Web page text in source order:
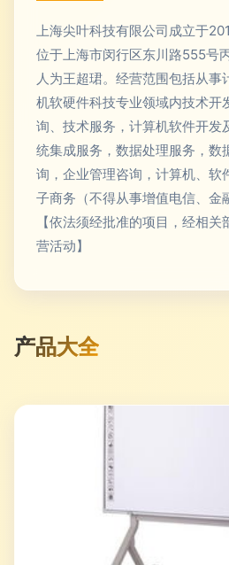
上海尖叶科技有限公司成立于
位于上海市闵行区东川路555号
人为王超珺。经营范围包括从事
机软硬件科技专业领域内技术开
询、技术服务，计算机软件开发
统集成服务，数据处理服务，数
询，企业管理咨询，计算机、软
子商务（不得从事增值电信、金
【依法须经批准的项目，经相
营活动】
产品大全